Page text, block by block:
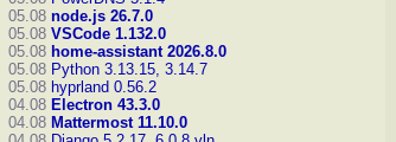
05.08 node.js 26.7.0
05.08 VSCode 1.132.0
05.08 home-assistant 2026.8.0
05.08 Python 3.13.15, 3.14.7
05.08 hyprland 0.56.2
04.08 Electron 43.3.0
04.08 Mattermost 11.10.0